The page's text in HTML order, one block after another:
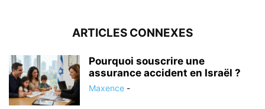
ARTICLES CONNEXES
Pourquoi souscrire une
assurance accident en Israël ?
Maxence -